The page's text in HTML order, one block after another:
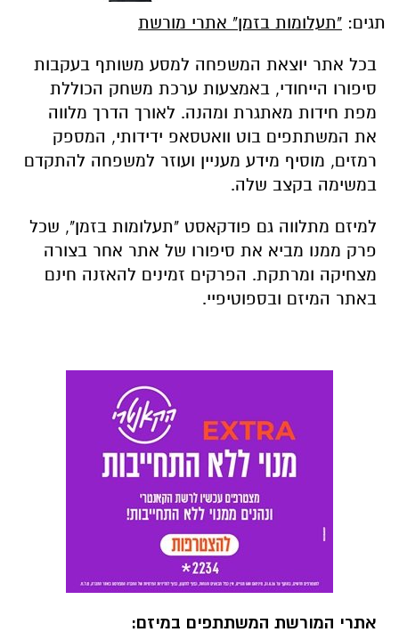
תגים: "תעלומות בזמן" אתרי מורשת
בכל אתר יוצאת המשפחה למסע משותף בעקבות
סיפורו הייחודי, באמצעות ערכת משחק הכוללת
מפת חידות מאתגרת ומהנה. לאורך הדרך מלווה
את המשתתפים בוט וואטסאפ ידידותי, המספק
רמזים, מוסיף מידע מעניין ועוזר למשפחה להתקדם
במשימה בקצב שלה.
למיזם מתלווה גם פודקאסט "תעלומות בזמן", שכל
פרק ממנו מביא את סיפורו של אתר אחר בצורה
מצחיקה ומרתקת. הפרקים זמינים להאזנה חינם
באתר המיזם ובספוטיפיי.
אתרי המורשת המשתתפים במיזם: